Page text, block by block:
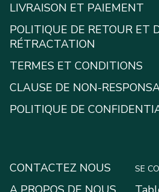
LIVRAISON ET PAIEMENT
POLITIQUE DE RETOUR ET
RÉTRACTATION
TERMES ET CONDITIONS
CLAUSE DE NON-
POLITIQUE DE
CONTACTEZ NOUS
SE